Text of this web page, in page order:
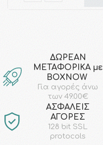
ΔΩΡΕΑΝ
ΜΕΤΑΦΟΡΙΚΑ με
ΒΟΧΝΟW
Για αγορές άνω
των 49.00€
AΣΦΑΛΕΙΣ
ΑΓΟΡΕΣ
128 bit SSL
protocols